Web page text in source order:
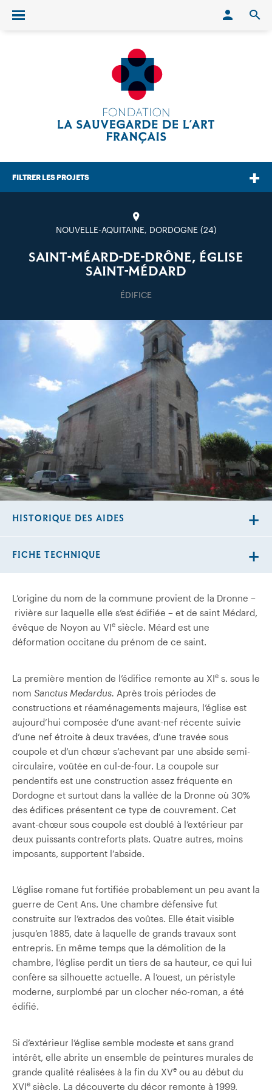
Ouvrir/fermer le menu
FILTRER LES PROJETS
NOUVELLE-AQUITAINE, DORDOGNE (24)
SAINT-MÉARD-DE-DRÔNE, ÉGLISE
SAINT-MÉDARD
ÉDIFICE
L’origine du nom de la commune provient de la Dronne –
rivière sur laquelle elle s’est édifiée – et de saint Médard,
évêque de Noyon au VIe siècle. Méard est une
déformation occitane du prénom de ce saint.
La première mention de l’édifice remonte au XIe s. sous le
nom Sanctus Medardus. Après trois périodes de
constructions et réaménagements majeurs, l’église est
aujourd’hui composée d’une avant-nef récente suivie
d’une nef étroite à deux travées, d’une travée sous
coupole et d’un chœur s’achevant par une abside semi-
circulaire, voûtée en cul-de-four. La coupole sur
pendentifs est une construction assez fréquente en
Dordogne et surtout dans la vallée de la Dronne où 30%
des édifices présentent ce type de couvrement. Cet
avant-chœur sous coupole est doublé à l’extérieur par
deux puissants contreforts plats. Quatre autres, moins
imposants, supportent l’abside.
L’église romane fut fortifiée probablement un peu avant la
guerre de Cent Ans. Une chambre défensive fut
construite sur l’extrados des voûtes. Elle était visible
jusqu’en 1885, date à laquelle de grands travaux sont
entrepris. En même temps que la démolition de la
chambre, l’église perdit un tiers de sa hauteur, ce qui lui
confère sa silhouette actuelle. A l’ouest, un péristyle
moderne, surplombé par un clocher néo-roman, a été
édifié.
Si d’extérieur l’église semble modeste et sans grand
intérêt, elle abrite un ensemble de peintures murales de
grande qualité réalisées à la fin du XVe ou au début du
XVIe siècle. La découverte du décor remonte à 1999,
HISTORIQUE DES AIDES
FICHE TECHNIQUE